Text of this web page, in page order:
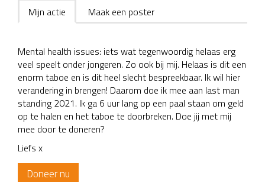
Mijn actie Maak een poster
Mental health issues: iets wat tegenwoordig helaas erg
veel speelt onder jongeren. Zo ook bij mij. Helaas is dit een
enorm taboe en is dit heel slecht bespreekbaar. Ik wil hier
verandering in brengen! Daarom doe ik mee aan last man
standing 2021. Ik ga 6 uur lang op een paal staan om geld
op te halen en het taboe te doorbreken. Doe jij met mij
mee door te doneren?
Liefs x
Doneer nu